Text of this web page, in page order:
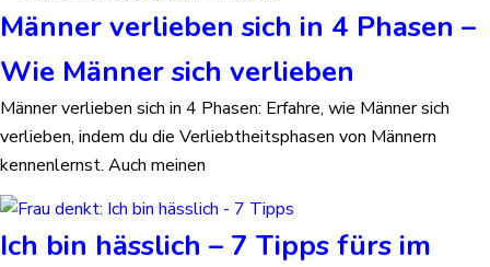
Männer verlieben sich in 4 Phasen –
Wie Männer sich verlieben
Männer verlieben sich in 4 Phasen: Erfahre, wie Männer sich
verlieben, indem du die Verliebtheitsphasen von Männern
kennenlernst. Auch meinen
Ich bin hässlich – 7 Tipps fürs im